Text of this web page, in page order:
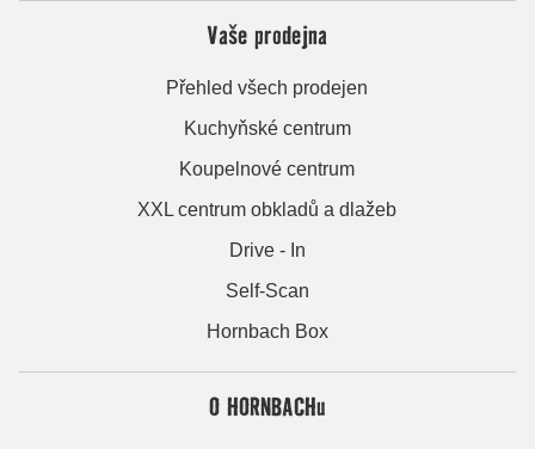
Vaše prodejna
Přehled všech prodejen
Kuchyňské centrum
Koupelnové centrum
XXL centrum obkladů a dlažeb
Drive - In
Self-Scan
Hornbach Box
O HORNBACHu